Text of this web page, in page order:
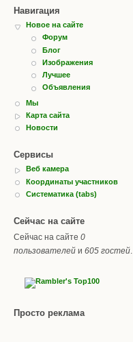
Навигация
Новое на сайте
Форум
Блог
Изображения
Лучшее
Объявления
Мы
Карта сайта
Новости
Сервисы
Веб камера
Координаты участников
Систематика (tabs)
Сейчас на сайте
Сейчас на сайте 0
пользователей и 605 гостей.
Просто реклама